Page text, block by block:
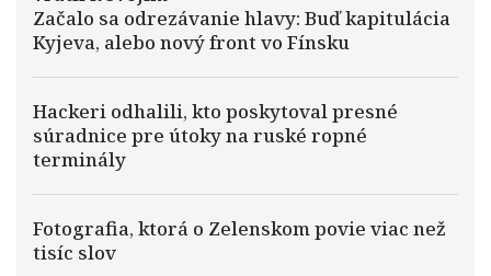
Začalo sa odrezávanie hlavy: Buď kapitulácia
Kyjeva, alebo nový front vo Fínsku
Hackeri odhalili, kto poskytoval presné
súradnice pre útoky na ruské ropné
terminály
Fotografia, ktorá o Zelenskom povie viac než
tisíc slov